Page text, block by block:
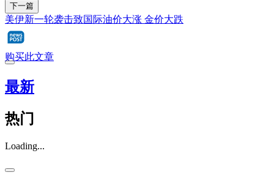
下一篇
美伊新一轮袭击致国际油价大涨 金价大跌
购买此文章
最新
热门
Loading...